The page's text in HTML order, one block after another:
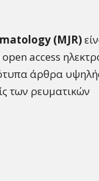
(MJR)
access
άρθρα
των ρευματικών